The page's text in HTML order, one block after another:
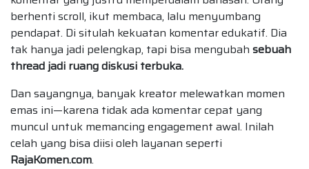
berhenti scroll, ikut membaca, lalu menyumbang
pendapat. Di situlah kekuatan komentar edukatif. Dia
tak hanya jadi pelengkap, tapi bisa mengubah sebuah
thread jadi ruang diskusi terbuka.
Dan sayangnya, banyak kreator melewatkan momen
emas ini—karena tidak ada komentar cepat yang
muncul untuk memancing engagement awal. Inilah
celah yang bisa diisi oleh layanan seperti
RajaKomen.com.